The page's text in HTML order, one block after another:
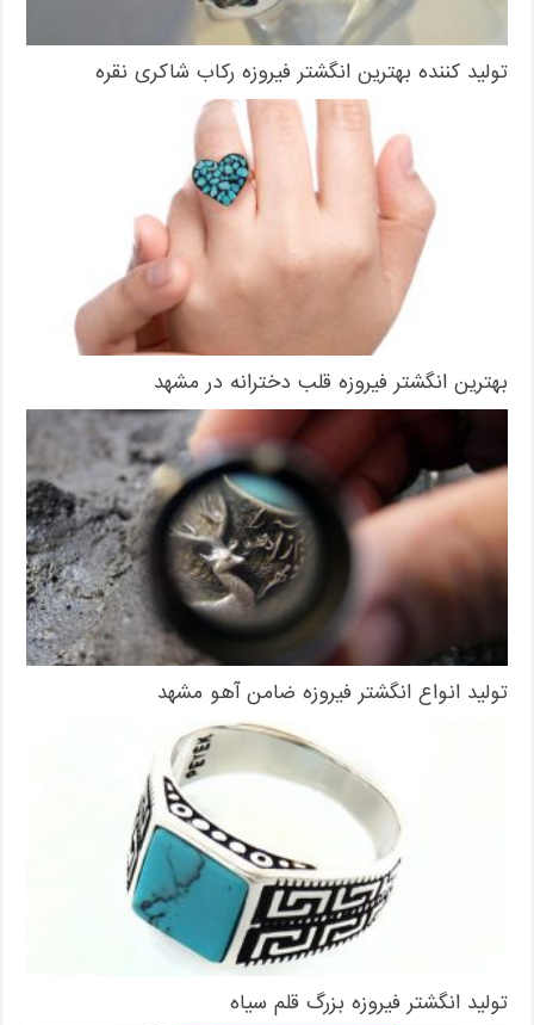
تولید کننده بهترین انگشتر فیروزه رکاب شاکری نقره
بهترین انگشتر فیروزه قلب دخترانه در مشهد
تولید انواع انگشتر فیروزه ضامن آهو مشهد
تولید انگشتر فیروزه بزرگ قلم سیاه